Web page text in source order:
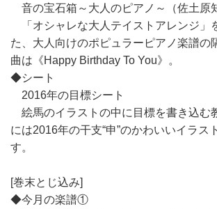
音の宝石箱～大人のピアノ～（佐土原
「オシャレな大人テイストアレンジ」
た、大人向けのポピュラーピアノ楽譜の
曲は《Happy Birthday To You》。
◆シート
2016年の目標シート
絵馬のイラストの中に目標を書き込む
には2016年の干支“申”のかわいいイラス
す。
[巻末とじ込み]
◆今月の楽譜①